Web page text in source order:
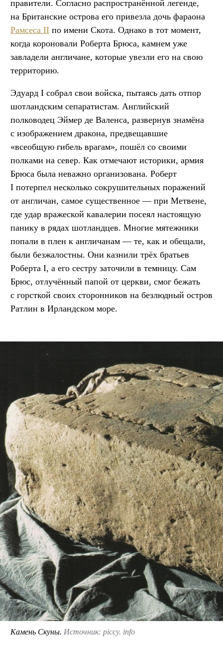
правители. Согласно распространённой легенде,
на Британские острова его привезла дочь фараона
Рамсеса II по имени Скота. Однако в тот момент,
когда короновали Роберта Брюса, камнем уже
завладели англичане, которые увезли его на свою
территорию.
Эдуард I собрал свои войска, пытаясь дать отпор
шотландским сепаратистам. Английский
полководец Эймер де Валенса, развернув знамёна
с изображением дракона, предвещавшие
«всеобщую гибель врагам», пошёл со своими
полками на север. Как отмечают историки, армия
Брюса была неважно организована. Роберт
I потерпел несколько сокрушительных поражений
от англичан, самое существенное — при Метвене,
где удар вражеской кавалерии посеял настоящую
панику в рядах шотландцев. Многие мятежники
попали в плен к англичанам — те, как и обещали,
были безжалостны. Они казнили трёх братьев
Роберта I, а его сестру заточили в темницу. Сам
Брюс, отлучённый папой от церкви, смог бежать
с горсткой своих сторонников на безлюдный остров
Ратлин в Ирландском море.
Камень Скуны. Источник: piccy. info